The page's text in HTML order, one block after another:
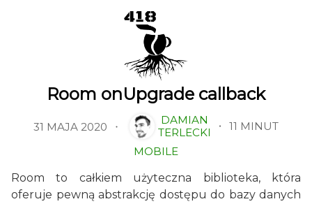
Room onUpgrade callback
31 MAJA 2020
DAMIAN
TERLECKI
11 MINUT
MOBILE
Room to całkiem użyteczna biblioteka, która
oferuje pewną abstrakcję dostępu do bazy danych